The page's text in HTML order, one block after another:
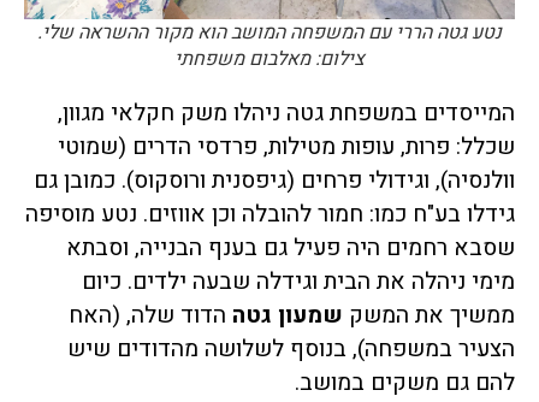
נטע גטה הררי עם המשפחה המושב הוא מקור ההשראה שלי.
צילום: מאלבום משפחתי
המייסדים במשפחת גטה ניהלו משק חקלאי מגוון,
שכלל: פרות, עופות מטילות, פרדסי הדרים (שמוטי
וולנסיה), וגידולי פרחים (גיפסנית ורוסקוס). כמובן גם
גידלו בע"ח כמו: חמור להובלה וכן אווזים. נטע מוסיפה
שסבא רחמים היה פעיל גם בענף הבנייה, וסבתא
מימי ניהלה את הבית וגידלה שבעה ילדים. כיום
ממשיך את המשק שמעון גטה הדוד שלה, (האח
הצעיר במשפחה), בנוסף לשלושה מהדודים שיש
להם גם משקים במושב.